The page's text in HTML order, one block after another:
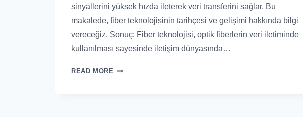
sinyallerini yüksek hızda ileterek veri transferini sağlar. Bu
makalede, fiber teknolojisinin tarihçesi ve gelişimi hakkında bilgi
vereceğiz. Sonuç: Fiber teknolojisi, optik fiberlerin veri iletiminde
kullanılması sayesinde iletişim dünyasında…
READ MORE